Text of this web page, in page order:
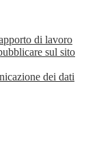
di lavoro
sul sito
dei dati